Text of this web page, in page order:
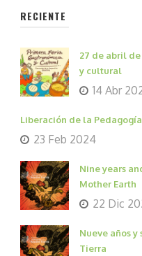
RECIENTE
27 de abril
y cultural
14 Abr
Liberación de la Pedagogía
23 Feb 2024
Nine years
Mother Earth
22 Dic
Nueve años
Tierra